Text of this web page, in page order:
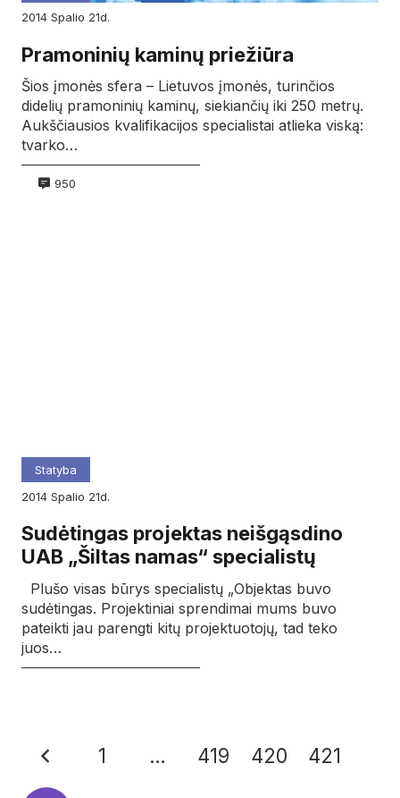
2014
spalio 21d.
Pramoninių kaminų priežiūra
Šios įmonės sfera – Lietuvos įmonės, turinčios
didelių pramoninių kaminų, siekiančių iki 250 metrų.
Aukščiausios kvalifikacijos specialistai atlieka viską:
tvarko…
950
Statyba
2014
spalio 21d.
Sudėtingas projektas neišgąsdino
UAB „Šiltas namas“ specialistų
Plušo visas būrys specialistų „Objektas buvo
sudėtingas. Projektiniai sprendimai mums buvo
pateikti jau parengti kitų projektuotojų, tad teko
juos…
1 … 419 420 421